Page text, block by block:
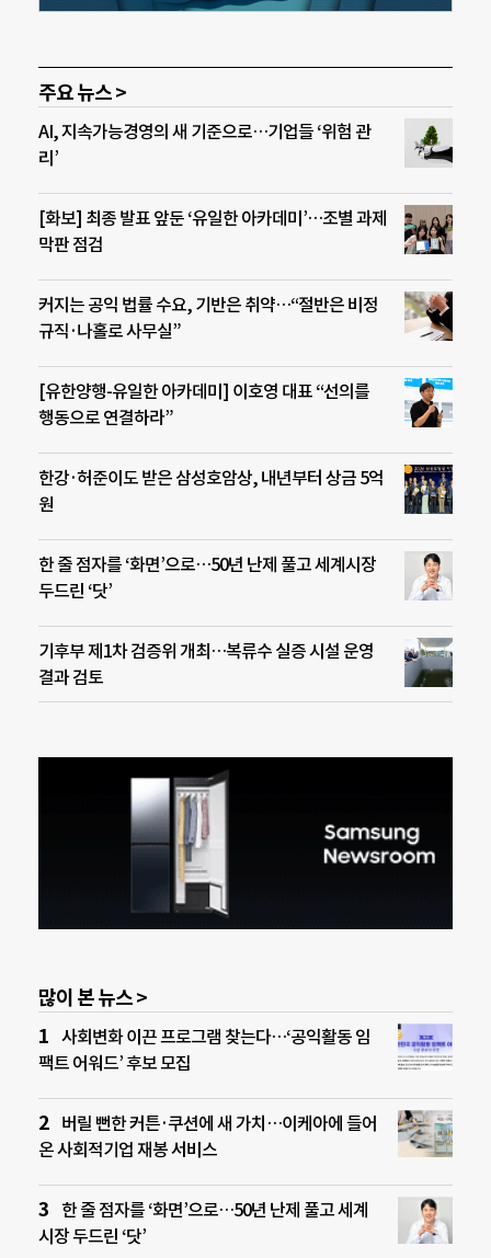
주요 뉴스 >
AI, 지속가능경영의 새 기준으로…기업들 ‘위험 관
리’
[화보] 최종 발표 앞둔 ‘유일한 아카데미’…조별 과제
막판 점검
커지는 공익 법률 수요, 기반은 취약…“절반은 비정
규직·나홀로 사무실”
[유한양행-유일한 아카데미] 이호영 대표 “선의를
행동으로 연결하라”
한강·허준이도 받은 삼성호암상, 내년부터 상금 5억
원
한 줄 점자를 ‘화면’으로…50년 난제 풀고 세계시장
두드린 ‘닷’
기후부 제1차 검증위 개최…복류수 실증 시설 운영
결과 검토
많이 본 뉴스 >
사회변화 이끈 프로그램 찾는다…‘공익활동 임
팩트 어워드’ 후보 모집
버릴 뻔한 커튼·쿠션에 새 가치…이케아에 들어
온 사회적기업 재봉 서비스
한 줄 점자를 ‘화면’으로…50년 난제 풀고 세계
시장 두드린 ‘닷’